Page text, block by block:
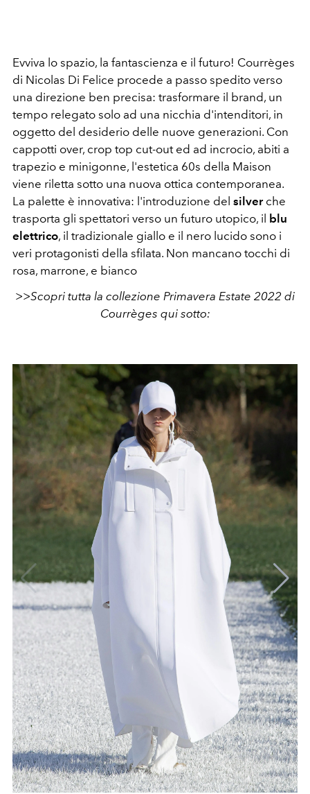
Evviva lo spazio, la fantascienza e il futuro! Courrèges
di Nicolas Di Felice procede a passo spedito verso
una direzione ben precisa: trasformare il brand, un
tempo relegato solo ad una nicchia d'intenditori, in
oggetto del desiderio delle nuove generazioni. Con
cappotti over, crop top cut-out ed ad incrocio, abiti a
trapezio e minigonne, l'estetica 60s della Maison
viene riletta sotto una nuova ottica contemporanea.
La palette è innovativa: l'introduzione del silverche
trasporta gli spettatori verso un futuro utopico, il blu
elettrico, il tradizionale giallo e il nero lucido sono i
veri protagonisti della sfilata. Non mancano tocchi di
rosa, marrone, e bianco
>>Scopri tutta la collezione Primavera Estate 2022 di
Courrèges qui sotto: